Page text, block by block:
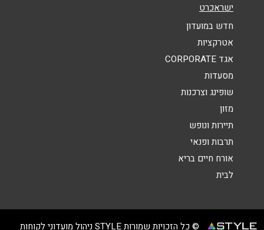
אנא חזרו אלי בקשר ל...
הודעה
ישראכרט
חדש במועדון
אטרקציות
אגד CORPORATE
מסעדות
שופינג וצרכנות
מזון
תיירות ונופש
תרבות ופנאי
אורח חיים בריא
לבית
© כל הזכויות שמורות STYLE ניהול מועדוני לקוחות